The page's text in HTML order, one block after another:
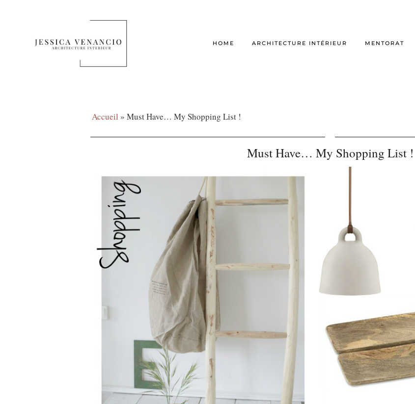
HOME ARCHITECTURE INTÉRIEUR MENTORAT
Accueil » Must Have… My Shopping List !
Must Have… My Shopping List !